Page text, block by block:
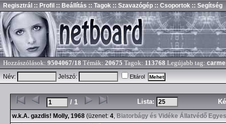
Regisztrál :: Profil :: Beállítás :: Tagok :: Szavazógép :: Csoportok :: Segítség
Hozzászólások: 9504067/18 Témák: 20675 Tagok: 113768 Legújabb tag:
Név:
Jelszó: Eltárol
/ 1 Lista:
w.k.A. gazdis! Molly, 1968 (üzenet: 4, Biatorbágy és Vidéke Állatvédő